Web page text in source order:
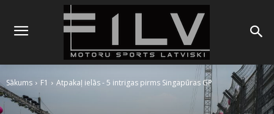
Sākums F1 Atpakaļ ielās - 5 intrigas pirms Singapūras GP